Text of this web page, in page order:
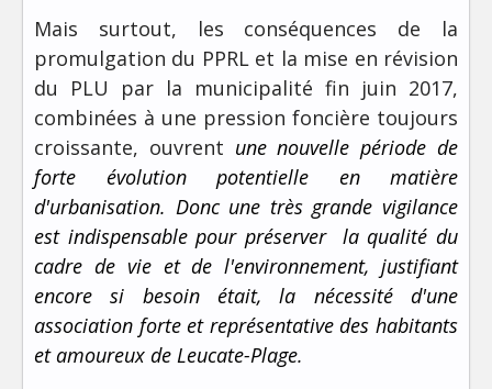
Mais surtout, les conséquences de la
promulgation du PPRL et la mise en révision
du PLU par la municipalité fin juin 2017,
combinées à une pression foncière toujours
croissante, ouvrent une nouvelle période de
forte évolution potentielle en matière
d'urbanisation. Donc une très grande vigilance
est indispensable pour préserver la qualité du
cadre de vie et de l'environnement, justifiant
encore si besoin était, la nécessité d'une
association forte et représentative des habitants
et amoureux de Leucate-Plage.